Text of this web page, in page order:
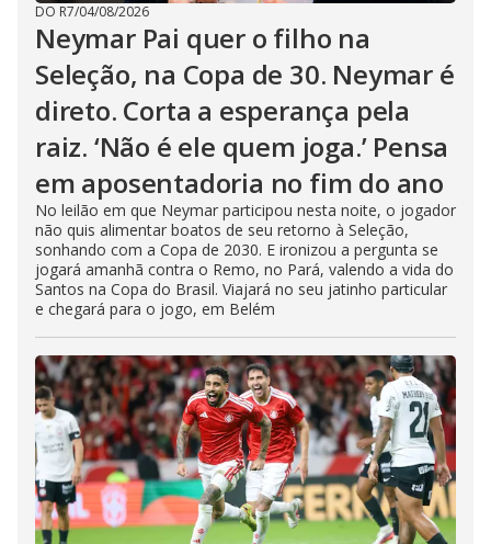
DO R7/04/08/2026
Neymar Pai quer o filho na
Seleção, na Copa de 30. Neymar é
direto. Corta a esperança pela
raiz. ‘Não é ele quem joga.’ Pensa
em aposentadoria no fim do ano
No leilão em que Neymar participou nesta noite, o jogador
não quis alimentar boatos de seu retorno à Seleção,
sonhando com a Copa de 2030. E ironizou a pergunta se
jogará amanhã contra o Remo, no Pará, valendo a vida do
Santos na Copa do Brasil. Viajará no seu jatinho particular
e chegará para o jogo, em Belém